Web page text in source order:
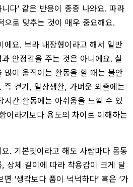
다’ 같은 반응이 종종 나와요. 따라
으로 맞추는 것이 매우 중요해요.
에요. 브라 내장형이라고 해서 일반
안정감을 주는 것은 아니에요. 실
많이 움직이는 활동을 할 때는 불안
즉 걷기, 일상생활, 가벼운 외출에는
시간 활동에는 아쉬움을 느낄 수 있
이라기보다 용도의 차이로 이해하는
. 기본핏이라고 해도 사람마다 몸통
상체 길이에 따라 착용감이 크게 달
‘생각보다 품이 넉넉하다’ 혹은 ‘가